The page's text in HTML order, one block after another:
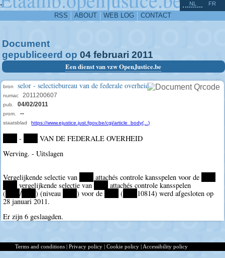
-
RSS ABOUT WEB LOG CONTACT
NL FR
Document
gepubliceerd op 04 februari 2011
Een dienst van vzw OpenJustice.be
bron selor - selectiebureau van de federale overheid
numac 2011200607
pub. 04/02/2011
prom. --
staatsblad https://www.ejustice.just.fgov.be/cgi/article_body(...)
-
VAN DE FEDERALE OVERHEID
Werving. - Uitslagen
Vergelijkende selectie van attachés controle kansspelen voor de
vergelijkende selectie van
attachés controle kansspelen
( ****/ ****) (niveau ****) voor de (
10814) werd afgesloten op
28 januari 2011.
Er zijn 6 geslaagden.
^
Terms and conditions | Privacy policy | Cookie policy | Accessibility policy